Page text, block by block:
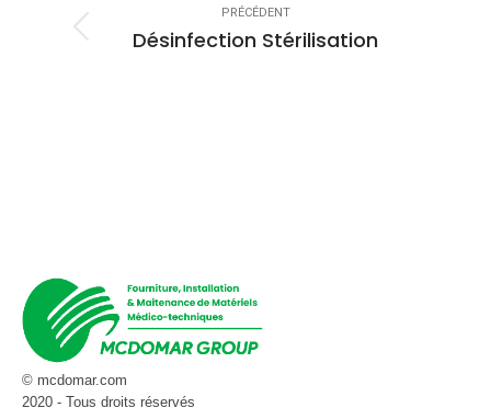
de
commentaire
PRÉCÉDENT
Onglet
Désinfection Stérilisation
© mcdomar.com
2020 - Tous droits réservés